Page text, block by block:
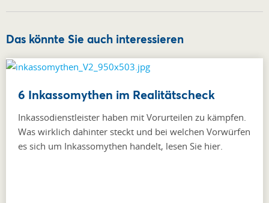
Das könnte Sie auch interessieren
6 Inkassomythen im Realitätscheck
Inkassodienstleister haben mit Vorurteilen zu kämpfen.
Was wirklich dahinter steckt und bei welchen Vorwürfen
es sich um Inkassomythen handelt, lesen Sie hier.